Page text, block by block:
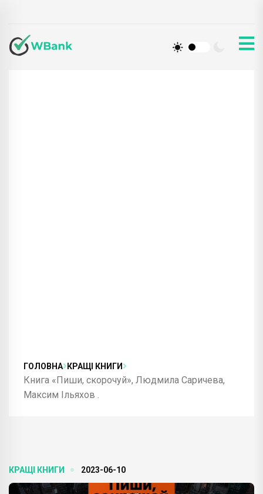
ГОЛОВНА КРАЩІ КНИГИ
Книга «Пиши, скорочуй», Людмила Саричева,
Максим Ільяхов .
КРАЩІ КНИГИ 2023-06-10